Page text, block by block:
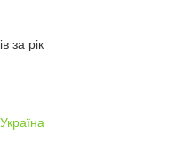
за рік